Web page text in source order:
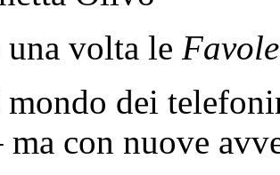
una volta le
mondo dei
con nuove